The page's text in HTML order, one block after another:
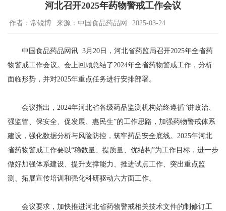
河北召开2025年药物警戒工作会议
作者：常锐博 来源：中国食品药品网 2025-03-24
中国食品药品网讯 3月20日，河北省药监局召开2025年全省药
物警戒工作会议。会上回顾总结了2024年全省药物警戒工作，分析
面临形势，并对2025年重点任务进行安排部署。
会议指出，2024年河北省各级药品监测机构始终遵循“讲政治、
强监管、保安全、促发展、惠民生”的工作思路，加强药物警戒体系
建设，强化数据分析与风险防控，筑牢药品安全底线。2025年河北
省药物警戒工作要以“稳数量、提质量、优结构”为工作目标，进一步
做好加强体系建设、提升支撑能力、推进试点工作、突出重点监
测、拓展宣传培训和强化科研驱动六方面工作。
会议要求，加快推进河北省药物警戒相关技术文件的制修订工